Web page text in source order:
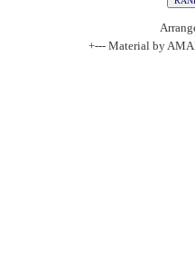
+--- Material by